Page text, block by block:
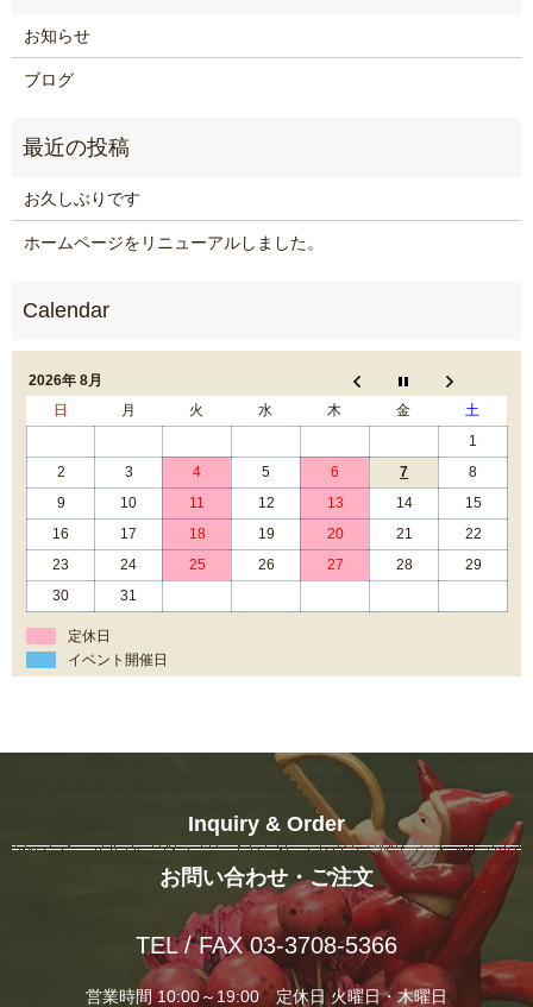
お知らせ
ブログ
お久しぶりです
ホームページをリニューアルしました。
2026年 8月
日
月 火 水 木 金
土
1
2
3 4 5 6 7
8
9
10 11 12 13 14
15
16
17 18 19 20 21
22
23
24 25 26 27 28
29
30
31
定休日
イベント開催日
Inquiry & Order
お問い合わせ・ご注文
TEL / FAX 03-3708-5366
営業時間 10:00～19:00 定休日 火曜日・木曜日